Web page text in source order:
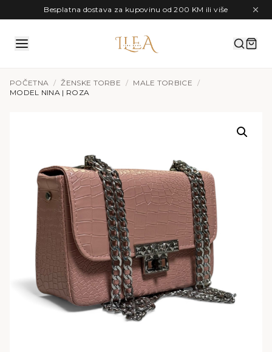
Preskoči na sadržajBesplatna dostava za kupovinu od 200 KM ili više
POČETNA / ŽENSKE TORBE / MALE TORBICE /
MODEL NINA | ROZA